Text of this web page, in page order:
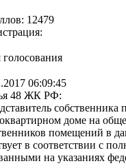
12479
06:09:45
48 ЖК РФ:
собственника
доме на
помещений в
в соответствии с
на указаниях